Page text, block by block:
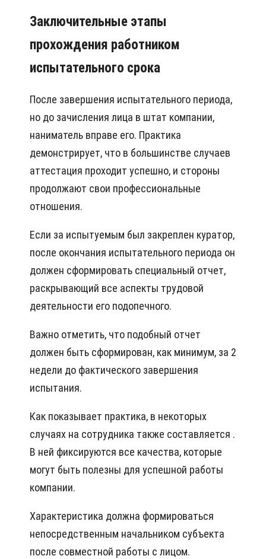
Заключительные этапы
прохождения работником
испытательного срока
После завершения испытательного периода,
но до зачисления лица в штат компании,
наниматель вправе его. Практика
демонстрирует, что в большинстве случаев
аттестация проходит успешно, и стороны
продолжают свои профессиональные
отношения.
Если за испытуемым был закреплен куратор,
после окончания испытательного периода он
должен сформировать специальный отчет,
раскрывающий все аспекты трудовой
деятельности его подопечного.
Важно отметить, что подобный отчет
должен быть сформирован, как минимум, за 2
недели до фактического завершения
испытания.
Как показывает практика, в некоторых
случаях на сотрудника также составляется .
В ней фиксируются все качества, которые
могут быть полезны для успешной работы
компании.
Характеристика должна формироваться
непосредственным начальником субъекта
после совместной работы с лицом.